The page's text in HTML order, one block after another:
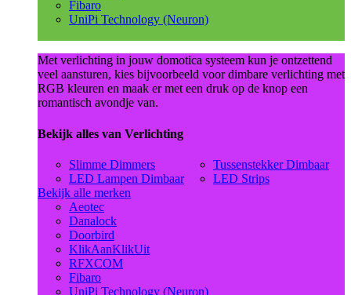
Fibaro
UniPi Technology (Neuron)
Met verlichting in jouw domotica systeem kun je ontzettend
veel aansturen, kies bijvoorbeeld voor dimbare verlichting met
RGB kleuren en maak er met een druk op de knop een
romantisch avondje van.
Bekijk alles van Verlichting
Slimme Dimmers
LED Lampen Dimbaar
Tussenstekker Dimbaar
LED Strips
Bekijk alle merken
Aeotec
Danalock
Doorbird
KlikAanKlikUit
RFXCOM
Fibaro
UniPi Technology (Neuron)